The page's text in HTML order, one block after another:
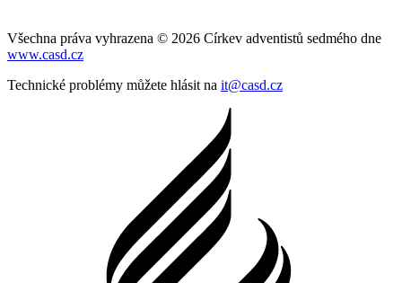
Všechna práva vyhrazena © 2026 Církev adventistů sedmého dne
www.casd.cz
Technické problémy můžete hlásit na it@casd.cz